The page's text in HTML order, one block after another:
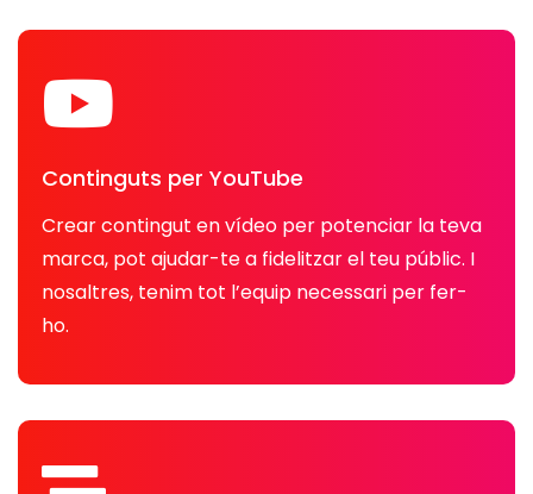
Continguts per YouTube
Crear contingut en vídeo per potenciar la teva
marca, pot ajudar-te a fidelitzar el teu públic. I
nosaltres, tenim tot l’equip necessari per fer-
ho.